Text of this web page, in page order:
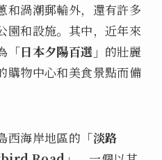
和渦潮郵輪外，還有許多
園和設施。其中，近年來
「日本夕陽百選」 的壯麗
購物中心和美食景點而備
西海岸地區的 「淡路